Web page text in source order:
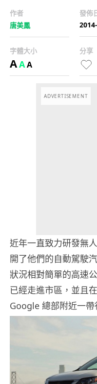
作者
唐美鳳
發佈
字體大小
AAA
分享
ADVERTISEMENT
近年一直致力研發無
開了他們的自動駕駛
狀況相對簡單的高速
已經走進市區，並且
Google 總部附近一帶